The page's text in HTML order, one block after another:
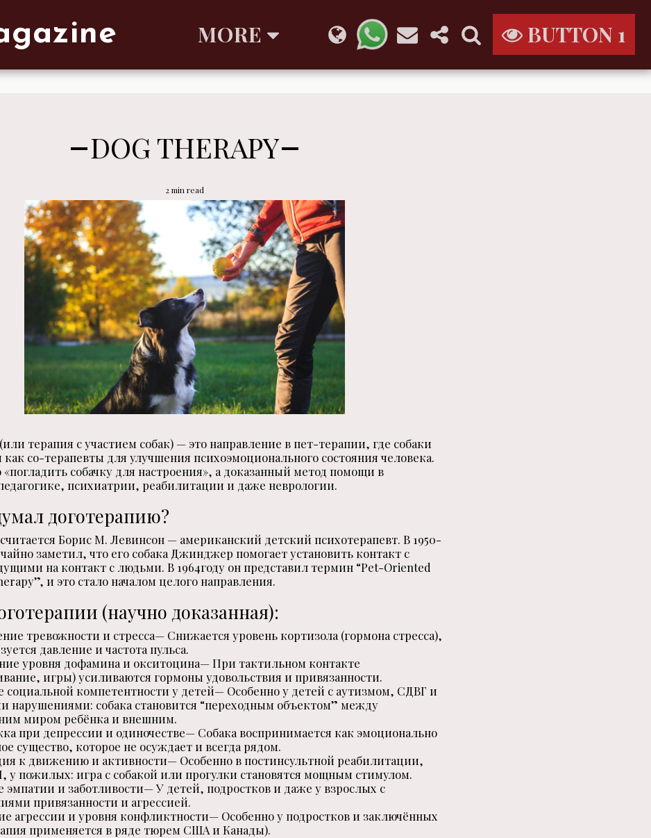
MORE BUTTON 1
DOG THERAPY
2 min read
терапия с участием собак) — это направление в пет-терапии, где собаки
как со-терапевты для улучшения психоэмоционального состояния человека.
«погладить собачку для настроения», а доказанный метод помощи в
психиатрии, реабилитации и даже неврологии.
доготерапию?
Борис М. Левинсон — американский детский психотерапевт. В 1950-
заметил, что его собака Джинджер помогает установить контакт с
на контакт с людьми. В 1964году он представил термин “Pet-Oriented
и это стало началом целого направления.
(научно доказанная):
тревожности и стресса— Снижается уровень кортизола (гормона стресса),
давление и частота пульса.
уровня дофамина и окситоцина— При тактильном контакте
игры) усиливаются гормоны удовольствия и привязанности.
социальной компетентности у детей— Особенно у детей с аутизмом, СДВГ и
нарушениями: собака становится “переходным объектом” между
миром ребёнка и внешним.
при депрессии и одиночестве— Собака воспринимается как эмоционально
существо, которое не осуждает и всегда рядом.
к движению и активности— Особенно в постинсультной реабилитации,
пожилых: игра с собакой или прогулки становятся мощным стимулом.
эмпатии и заботливости— У детей, подростков и даже у взрослых с
привязанности и агрессией.
агрессии и уровня конфликтности— Особенно у подростков и заключённых
применяется в ряде тюрем США и Канады).